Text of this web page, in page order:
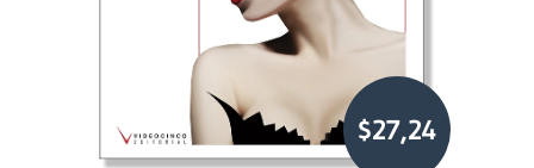
$27,24